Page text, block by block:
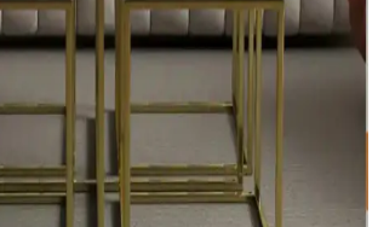
vazgeçilmez detaylarından biri
desenler ve kumaş seçenekleriyle yaşam
Seçiminde Konfor ve Şıklığı Bir
ve İpuçları
konfor, tasarım ve dayanıklılık ön planda.
ev dekorasyonunu tamamlayın, ayak